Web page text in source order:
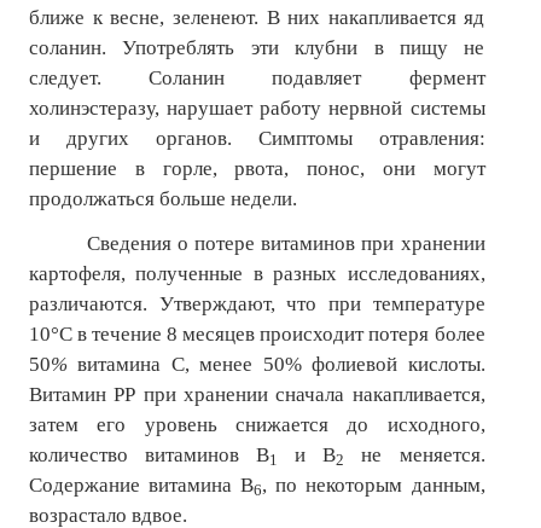
КОНТАКТЫ
ТЕКУЩИЙ №
ближе к весне, зеленеют. В них накапливается яд
соланин. Употреблять эти клубни в пищу не
следует. Соланин подавляет фермент
холинэстеразу, нарушает работу нервной системы
и других органов. Симптомы отравления:
першение в горле, рвота, понос, они могут
продолжаться больше недели.
Сведения о потере витаминов при хранении
картофеля, полученные в разных исследованиях,
различаются. Утверждают, что при температуре
10°С в течение 8 месяцев происходит потеря более
50% витамина С, менее 50% фолиевой кислоты.
Витамин РР при хранении сначала накапливается,
затем его уровень снижается до исходного,
количество витаминов В1 и В2
не меняется.
Содержание витамина В6, по некоторым данным,
возрастало вдвое.